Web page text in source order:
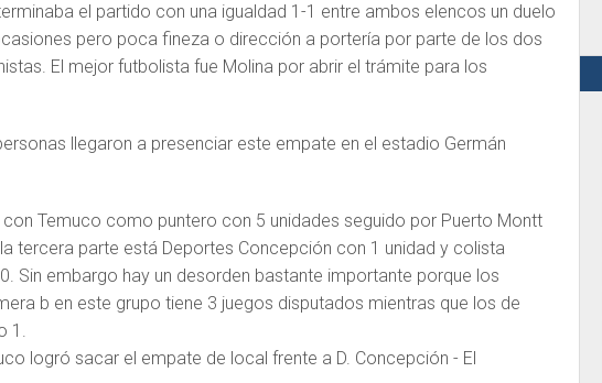
el partido con una igualdad 1-1 entre ambos elencos un duelo
pero poca fineza o dirección a portería por parte de los dos
El mejor futbolista fue Molina por abrir el trámite para los
llegaron a presenciar este empate en el estadio Germán
con Temuco como puntero con 5 unidades seguido por Puerto Montt
tercera parte está Deportes Concepción con 1 unidad y colista
Sin embargo hay un desorden bastante importante porque los
b en este grupo tiene 3 juegos disputados mientras que los de
1.